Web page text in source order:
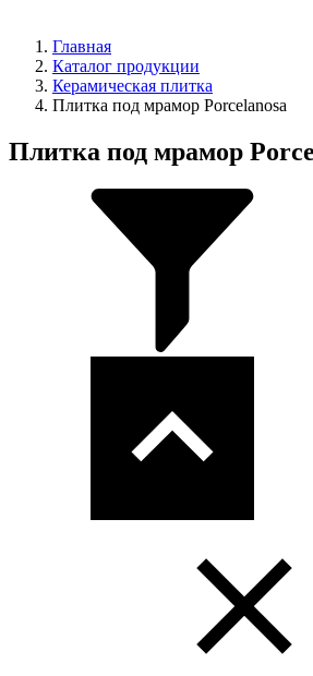
Главная
Каталог продукции
Керамическая плитка
Плитка под мрамор Porcelanosa
Плитка под мрамор